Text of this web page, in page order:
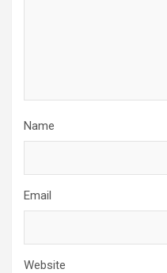
Name
Email
Website